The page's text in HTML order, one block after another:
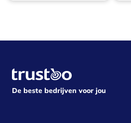
De beste bedrijven voor jou